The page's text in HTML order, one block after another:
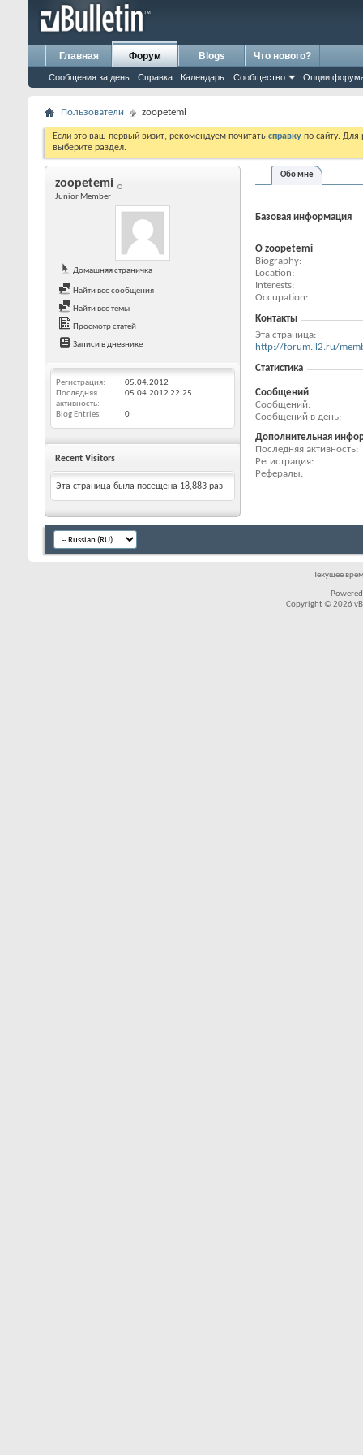
Главная Форум
Сообщения за день Справка Календарь Сообщество Опции
Blogs Что нового?
Пользователи zoopetemi
Если это ваш первый визит, рекомендуем почитать справку по сайту.
выберите раздел.
zoopetemi
Junior Member
Домашняя страничка
Найти все сообщения
Найти все темы
Просмотр статей
Записи в дневнике
Регистрация
05.04.2012
Последняя
активность
05.04.2012 22:25
Blog Entries 0
Recent Visitors
Эта страница была посещена 18,883 раз
Обо мне
Базовая информация
О zoopetemi
Biography
Location
Interests
Occupation
Контакты
Эта страница
http://forum.ll2.ru/
Статистика
Сообщений
Сообщений
Сообщений в день
Дополнительная
Последняя активность
Регистрация
Рефералы
Текущее
Copyright © 2026